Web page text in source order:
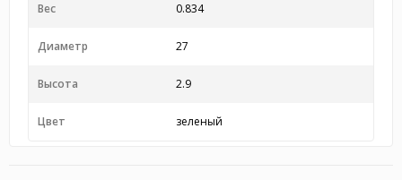
Вес 0.834
Диаметр 27
Высота 2.9
Цвет зеленый